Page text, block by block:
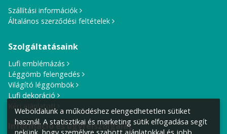
Szállítási információk
Általános szerződési feltételek
Szolgáltatásaink
Lufi emblémázás
Léggömb felengedés
Világító léggömbök
Lufi dekoráció
Kérj ajánlatot!
Információ és ügyfélszolgálat
Weboldalunk a működéshez elengedhetetlen sütiket
használ. A statisztikai és marketing sütik elfogadása segít